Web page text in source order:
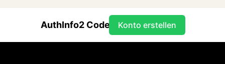
AuthInfo2 Code Konto erstellen